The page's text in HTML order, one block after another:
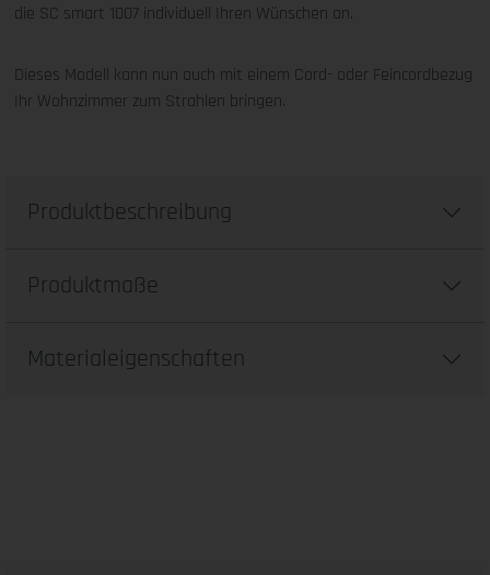
die SC smart 1007 individuell Ihren Wünschen an.
Dieses Modell kann nun auch mit einem Cord- oder Feincordbezug
Ihr Wohnzimmer zum Strahlen bringen.
Produktbeschreibung
Produktmaße
Materialeigenschaften